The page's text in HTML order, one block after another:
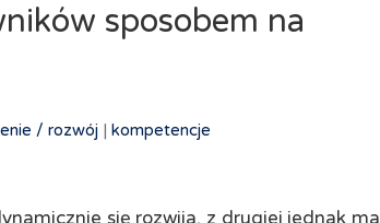
sposobem na
/ rozwój | kompetencje
się rozwija, z drugiej jednak ma